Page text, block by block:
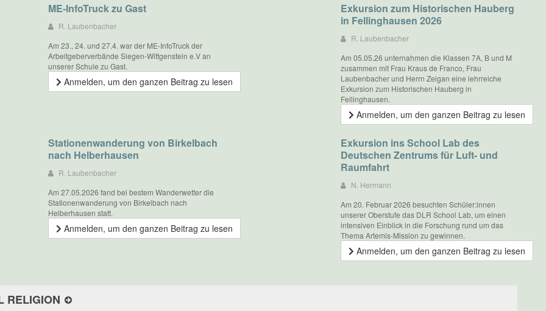
ME-InfoTruck zu Gast
R. Laubenbacher
Am 23., 24. und 27.4. war der ME-InfoTruck der
Arbeitgeberverbände Siegen-Wittgenstein e.V an
unserer Schule zu Gast.
Anmelden, um den ganzen Beitrag zu lesen
Exkursion zum Historischen Hauberg
in Fellinghausen 2026
R. Laubenbacher
Am 05.05.26 unternahmen die Klassen 7A, B und M
zusammen mit Frau Kraus de Franco, Frau
Laubenbacher und Herrn Zeigan eine lehrreiche
Exkursion zum Historischen Hauberg in
Fellinghausen.
Anmelden, um den ganzen Beitrag zu lesen
Stationenwanderung von Birkelbach
nach Helberhausen
R. Laubenbacher
Am 27.05.2026 fand bei bestem Wanderwetter die
Stationenwanderung von Birkelbach nach
Helberhausen statt.
Anmelden, um den ganzen Beitrag zu lesen
Exkursion ins School Lab des
Deutschen Zentrums für Luft- und
Raumfahrt
N. Hermann
Am 20. Februar 2026 besuchten Schüler:innen
unserer Oberstufe das DLR School Lab, um einen
intensiven Einblick in die Forschung rund um das
Thema Artemis-Mission zu gewinnen.
Anmelden, um den ganzen Beitrag zu lesen
RELIGION